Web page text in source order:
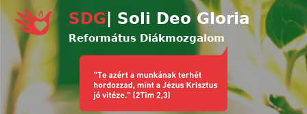
SDG | Soli Deo Gloria
Református Diákmozgalom